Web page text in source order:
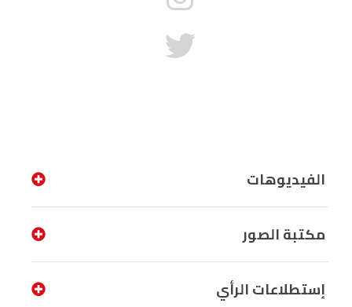
الفيديوهات
مكتبة الصور
إستطلاعات الرأي